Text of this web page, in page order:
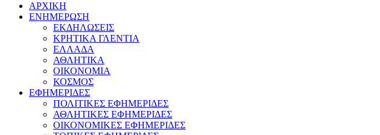
ΑΡΧΙΚΗ
ΕΝΗΜΕΡΩΣΗ
ΕΚΔΗΛΩΣΕΙΣ
ΚΡΗΤΙΚΑ ΓΛΕΝΤΙΑ
ΕΛΛΑΔΑ
ΑΘΛΗΤΙΚΑ
ΟΙΚΟΝΟΜΙΑ
ΚΟΣΜΟΣ
ΕΦΗΜΕΡΙΔΕΣ
ΠΟΛΙΤΙΚΕΣ ΕΦΗΜΕΡΙΔΕΣ
ΑΘΛΗΤΙΚΕΣ ΕΦΗΜΕΡΙΔΕΣ
ΟΙΚΟΝΟΜΙΚΕΣ ΕΦΗΜΕΡΙΔΕΣ